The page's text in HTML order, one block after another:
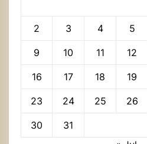
2 3 4 5
9 10 11 12
16 17 18 19
23 24 25 26
30
31